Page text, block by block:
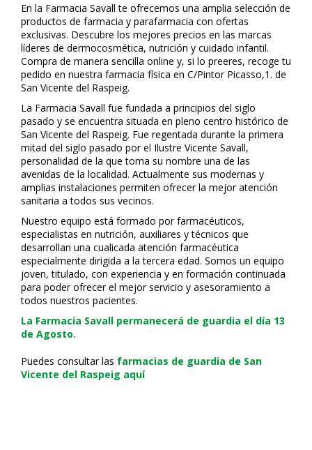
En la Farmacia Savall te ofrecemos una amplia selección de
productos de farmacia y parafarmacia con ofertas
exclusivas. Descubre los mejores precios en las marcas
líderes de dermocosmética, nutrición y cuidado infantil.
Compra de manera sencilla online y, si lo prefieres, recoge tu
pedido en nuestra farmacia física en C/Pintor Picasso,1. de
San Vicente del Raspeig.
La Farmacia Savall fue fundada a principios del siglo
pasado y se encuentra situada en pleno centro histórico de
San Vicente del Raspeig. Fue regentada durante la primera
mitad del siglo pasado por el Ilustre Vicente Savall,
personalidad de la que toma su nombre una de las
avenidas de la localidad. Actualmente sus modernas y
amplias instalaciones permiten ofrecer la mejor atención
sanitaria a todos sus vecinos.
Nuestro equipo está formado por farmacéuticos,
especialistas en nutrición, auxiliares y técnicos que
desarrollan una cualificada atención farmacéutica
especialmente dirigida a la tercera edad. Somos un equipo
joven, titulado, con experiencia y en formación continuada
para poder ofrecer el mejor servicio y asesoramiento a
todos nuestros pacientes.
La Farmacia Savall permanecerá de guardia el día 13
de Agosto.
Puedes consultar las farmacias de guardia de San
Vicente del Raspeig aquí